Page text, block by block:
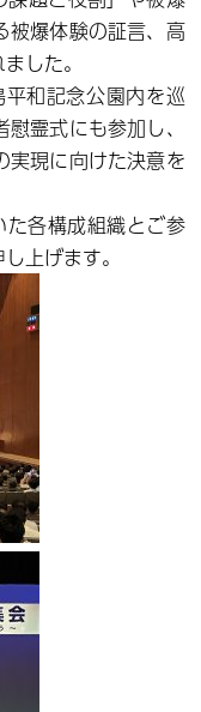
被爆体験の証言、高
した。
和記念公園内を巡
霊式にも参加し、
実現に向けた決意を
各構成組織とご参
上げます。